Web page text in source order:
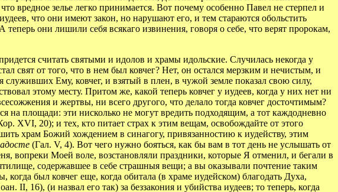
вредное зелье легко принимается. Вот почему особенно Павел не стерпел и
что они имеют закон, но нарушают его, и тем стараются обольстить
они лишили себя всякаго извинения, говоря о себе, что верят пророкам,
считать святыми и идолов и храмы идольские. Случилась некогда у
свят от того, что в нем был ковчег? Нет, он остался мерзким и нечистым, и
служивших Ему, ковчег, и взятый в плен, в чужой земле показал свою силу,
этому месту. Притом же, какой теперь ковчег у иудеев, когда у них нет ни
и жертвы, ни всего другого, что делало тогда ковчег досточтимым?
на площади: эти нисколько не могут вредить подходящим, а тот каждодневно
XVI, 20); и тех, кто питает страх к этим вещам, освобождайте от этого
храм Божий хождением в синагогу, привязанностию к иудейству, этим
(Гал. V, 4). Вот чего нужно бояться, как бы вам в тот день не услышать от
вопреки Моей воле, возстановляли праздники, которые Я отменил, и бегали в
содержавшее в себе страшныя вещи; а вы оказывали почтение таким
был ковчег еще, когда обитала (в храме иудейском) благодать Духа,
II, 16), (и назвал его так) за беззакония и убийства иудеев; то теперь, когда